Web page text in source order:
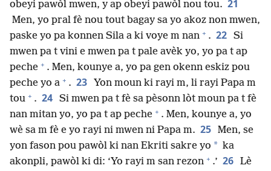
obeyi pawòl mwen, y ap obeyi pawòl nou tou. 21
Men, yo pral fè nou tout bagay sa yo akoz non mwen,
paske yo pa konnen Sila a ki voye m nan + . 22 Si
mwen pa t vini e mwen pa t pale avèk yo, yo pa t ap
peche + . Men, kounye a, yo pa gen okenn eskiz pou
peche yo a + . 23
Yon moun ki rayi m, li rayi Papa m
tou + . 24 Si mwen pa t fè sa pèsonn lòt moun pa t fè
nan mitan yo, yo pa t ap peche + . Men, kounye a, yo
wè sa m fè e yo rayi ni mwen ni Papa m. 25 Men, se
yon fason pou pawòl ki nan Ekriti sakre yo * ka
akonpli, pawòl ki di: ‘Yo rayi m san rezon + .’ 26 Lè